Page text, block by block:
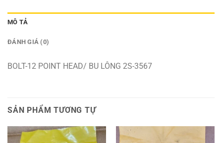
MÔ TẢ
ĐÁNH GIÁ (0)
BOLT-12 POINT HEAD/ BU LÔNG 2S-3567
SẢN PHẨM TƯƠNG TỰ